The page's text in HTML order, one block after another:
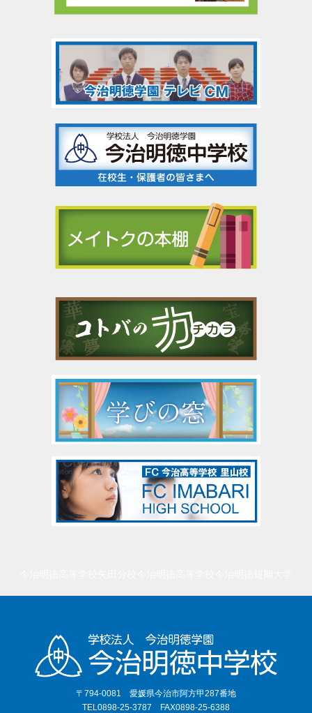
〒794-0081 愛媛県今治市阿方甲287番地
TEL0898-25-3787 FAX0898-25-6388